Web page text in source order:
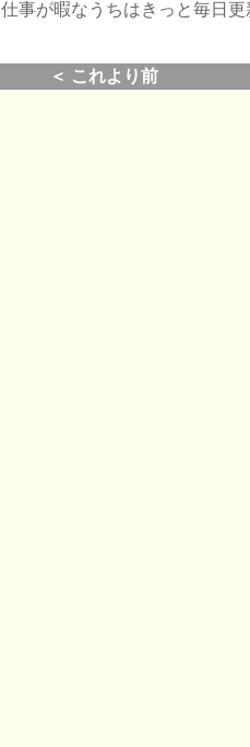
仕事が暇なうちはきっと毎日
＜ これより前